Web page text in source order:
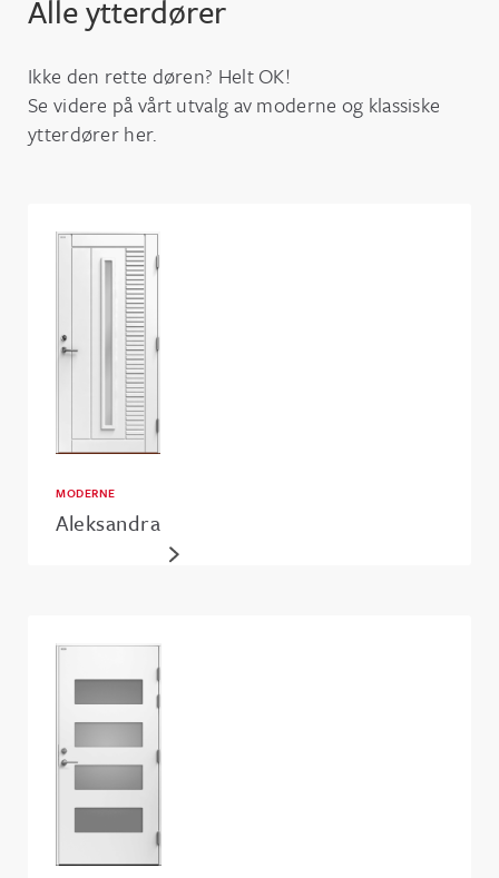
Alle ytterdører
Ikke den rette døren? Helt OK!
Se videre på vårt utvalg av moderne og klassiske
ytterdører her.
MODERNE
Aleksandra